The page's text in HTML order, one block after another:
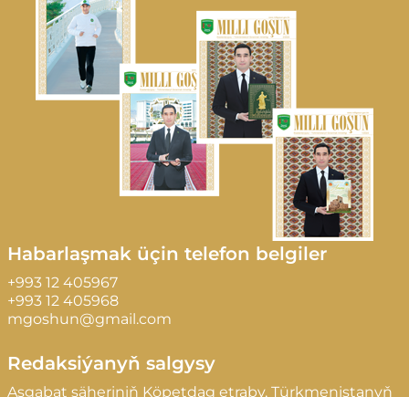
Habarlaşmak üçin telefon belgiler
+993 12 405967
+993 12 405968
mgoshun@gmail.com
Redaksiýanyň salgysy
Aşgabat şäheriniň Köpetdag etraby, Türkmenistanyň